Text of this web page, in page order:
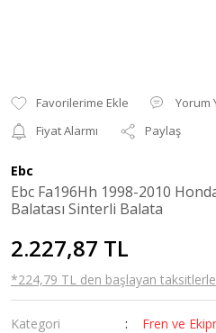
Yorum
Fiyat Alarmı
Paylaş
Ebc
Ebc Fa196Hh 1998-2010
Balatası Sinterli Balata
2.227,87 TL
*224,79 TL den başlayan
Kategori
Fren ve